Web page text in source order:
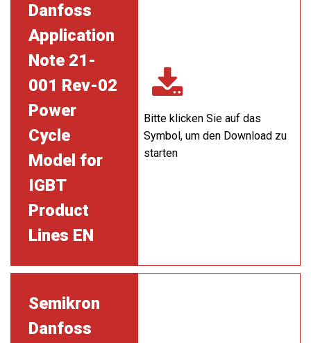
Danfoss
Application
Note 21-
001 Rev-02
Power
Cycle
Model for
IGBT
Product
Lines EN
Bitte klicken Sie auf das
Symbol, um den Download zu
starten
Semikron
Danfoss